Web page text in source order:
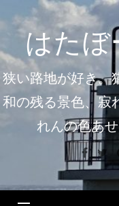
ン
ツ
へ
はたぼ
狭い路地が好き。
和の残る景色、寂
れんの色あ